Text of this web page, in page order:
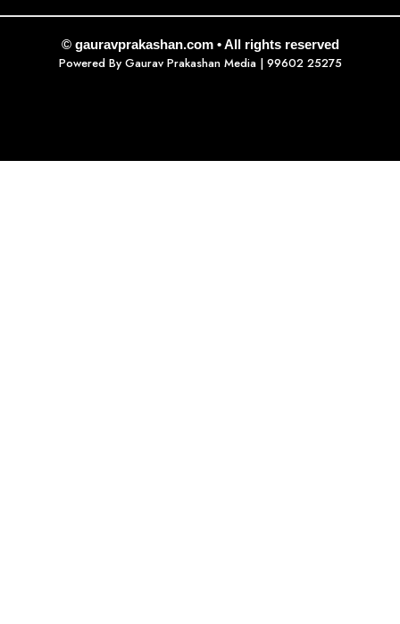
© gauravprakashan.com • All rights reserved
Powered By Gaurav Prakashan Media| 99602 25275